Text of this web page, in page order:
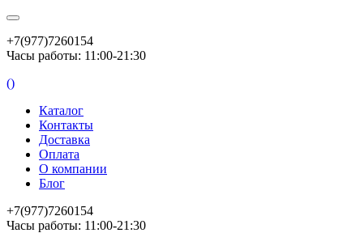
+7(977)7260154
Часы работы: 11:00-21:30
()
Каталог
Контакты
Доставка
Оплата
О компании
Блог
+7(977)7260154
Часы работы: 11:00-21:30